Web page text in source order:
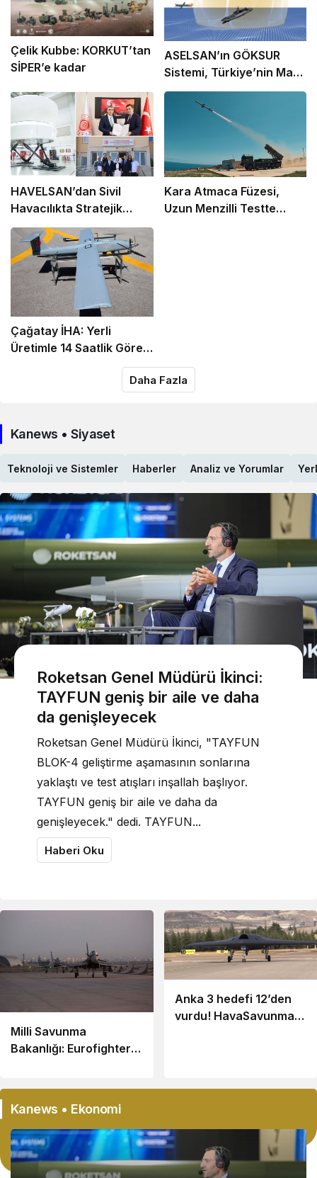
Çelik Kubbe: KORKUT’tan
SİPER’e kadar
ASELSAN’ın GÖKSUR
Sistemi, Türkiye’nin Mavi
Vatan Savunmasında
Güçleniyor
HAVELSAN’dan Sivil
Havacılıkta Stratejik
Adım: Beyaz Kuyruk
Simülatör Üretimi
Kara Atmaca Füzesi,
Uzun Menzilli Testte
Çağatay İHA: Yerli
Üretimle 14 Saatlik Görev
Süresi ve Otonom Kalkış
Daha Fazla
Kanews • Siyaset
Teknoloji ve Sistemler Haberler Analiz ve Yorumlar
Roketsan Genel Müdürü İkinci:
TAYFUN geniş bir aile ve daha
da genişleyecek
Roketsan Genel Müdürü İkinci, "TAYFUN
BLOK-4 geliştirme aşamasının sonlarına
yaklaştı ve test atışları inşallah başlıyor.
TAYFUN geniş bir aile ve daha da
genişleyecek." dedi. TAYFUN...
Haberi Oku
Milli Savunma
Bakanlığı: Eurofighter
Anka 3 hedefi 12’den
vurdu! HavaSavunma
Kanews • Ekonomi